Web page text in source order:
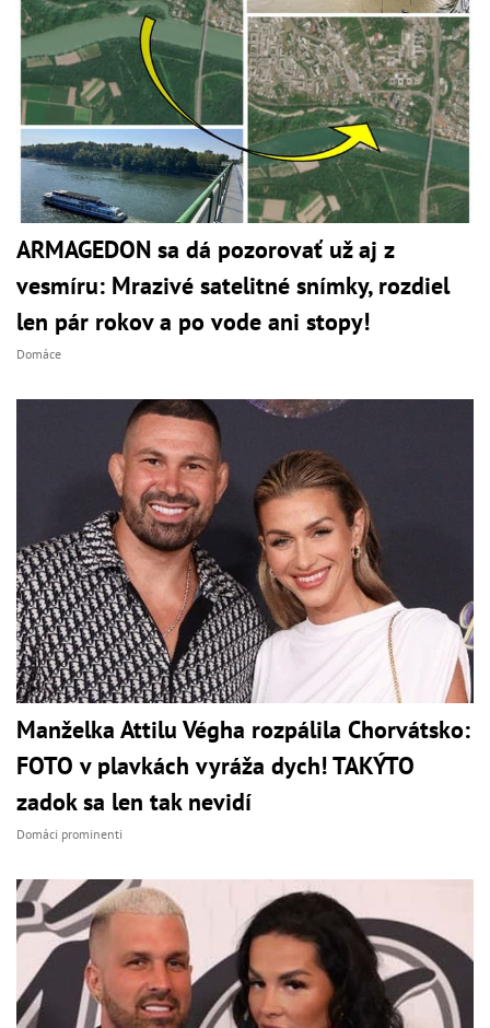
ARMAGEDON sa dá pozorovať už aj z
vesmíru: Mrazivé satelitné snímky, rozdiel
len pár rokov a po vode ani stopy!
Domáce
Manželka Attilu Végha rozpálila Chorvátsko:
FOTO v plavkách vyráža dych! TAKÝTO
zadok sa len tak nevidí
Domáci prominenti